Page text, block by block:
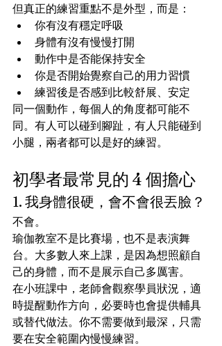
但真正的練習重點不是外型，而是：
你有沒有穩定呼吸
身體有沒有慢慢打開
動作中是否能保持安全
你是否開始覺察自己的用力習慣
練習後是否感到比較舒展、安定
同一個動作，每個人的角度都可能不
同。有人可以碰到腳趾，有人只能碰到
小腿，兩者都可以是好的練習。
初學者最常見的 4 個擔心
1. 我身體很硬，會不會很丟臉？
不會。
瑜伽教室不是比賽場，也不是表演舞
台。大多數人來上課，是因為想照顧自
己的身體，而不是展示自己多厲害。
在小班課中，老師會觀察學員狀況，適
時提醒動作方向，必要時也會提供輔具
或替代做法。你不需要做到最深，只需
要在安全範圍內慢慢練習。